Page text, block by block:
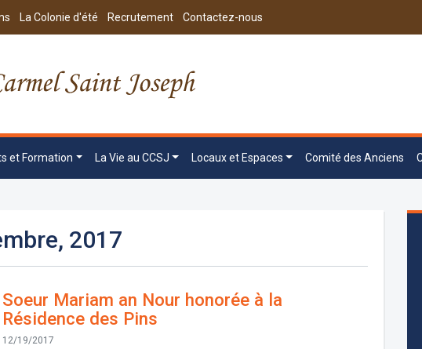
La Colonie d'été Recrutement Contactez-nous
et Formation La Vie au CCSJ Locaux et Espaces Comité des Anciens
2017
Soeur Mariam an Nour honorée à la
Résidence des Pins
12/19/2017